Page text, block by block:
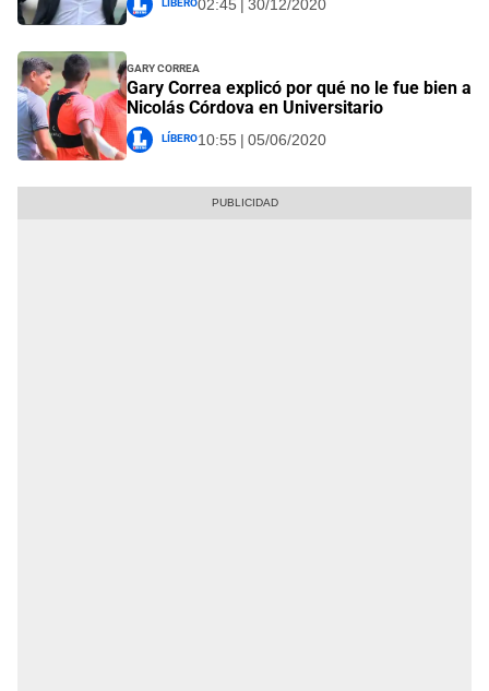
02:45 | 30/12/2020
Gary Correa
Gary Correa explicó por qué no le fue bien a
Nicolás Córdova en Universitario
Líbero10:55 | 05/06/2020